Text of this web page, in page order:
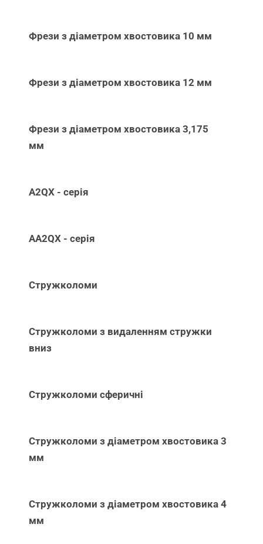
Фрези з діаметром хвостовика 10 мм
Фрези з діаметром хвостовика 12 мм
Фрези з діаметром хвостовика 3,175
мм
A2QX - серія
AA2QX - серія
Стружколоми
Стружколоми з видаленням стружки
вниз
Стружколоми сферичні
Стружколоми з діаметром хвостовика 3
мм
Стружколоми з діаметром хвостовика 4
мм